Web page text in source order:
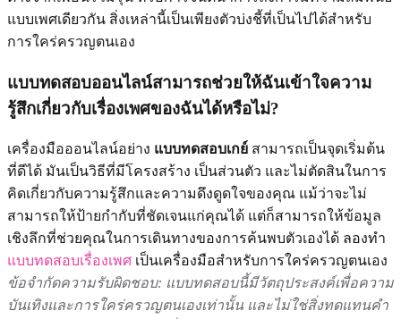
แบบเพศเดียวกัน สิ่งเหล่านี้เป็นเพียงตัวบ่งชี้ที่เป็นไปได้สำหรับ
การใคร่ครวญตนเอง
แบบทดสอบออนไลน์สามารถช่วยให้ฉันเข้าใจความ
รู้สึกเกี่ยวกับเรื่องเพศของฉันได้หรือไม่?
เครื่องมือออนไลน์อย่าง แบบทดสอบเกย์ สามารถเป็นจุดเริ่มต้น
ที่ดีได้ มันเป็นวิธีที่มีโครงสร้าง เป็นส่วนตัว และไม่ตัดสินในการ
คิดเกี่ยวกับความรู้สึกและความดึงดูดใจของคุณ แม้ว่าจะไม่
สามารถให้ป้ายกำกับที่ชัดเจนแก่คุณได้ แต่ก็สามารถให้ข้อมูล
เชิงลึกที่ช่วยคุณในการเดินทางของการค้นพบตัวเองได้ ลองทำ
แบบทดสอบเรื่องเพศ เป็นเครื่องมือสำหรับการใคร่ครวญตนเอง
ข้อจำกัดความรับผิดชอบ: แบบทดสอบนี้มีวัตถุประสงค์เพื่อความ
บันเทิงและการใคร่ครวญตนเองเท่านั้น และไม่ใช่สิ่งทดแทนคำ